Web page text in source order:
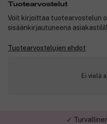
Tuotearvostelut
Voit kirjoittaa tuotearvostelun
sisäänkirjautuneena
Tuotearvostelujen ehdot
Ei vielä
✓